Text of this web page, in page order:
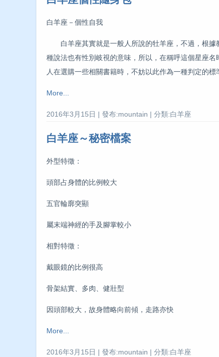
白羊座－個性自我
白羊座其實就是一般人所說的牡羊座，不過，根據
種說法也有性別岐視的意味，所以，在稱呼這個星座
人在選購一些相關書籍時，不妨以此作為一種判定的標
More...
2016年3月15日 | 發布:mountain | 分類:白羊座
白羊座～秘密檔案
外型特徵：
頭部占身體的比例較大
五官輪廓突顯
屬末端神經的手及腳掌較小
相對特徵：
戴眼鏡的比例很高
骨架結實、多肉、健壯型
因頭部較大，故身體略向前傾，走路亦快
More...
2016年3月15日 | 發布:mountain | 分類:白羊座